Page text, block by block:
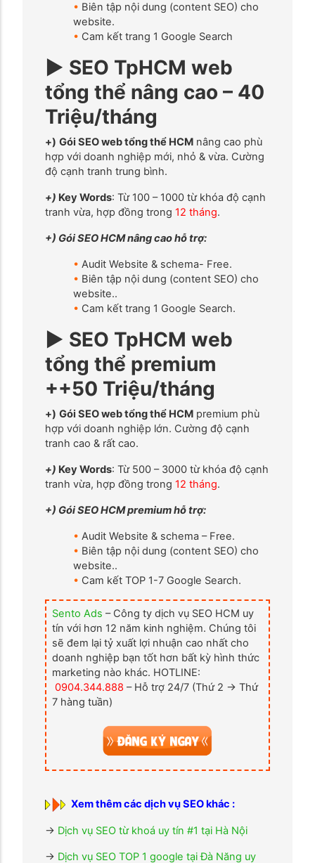
• Biên tập nội dung (content SEO) cho
website.
• Cam kết trang 1 Google Search
► SEO TpHCM web
tổng thể nâng cao – 40
Triệu/tháng
+) Gói SEO web tổng thể HCM nâng cao phù
hợp với doanh nghiệp mới, nhỏ & vừa. Cường
độ cạnh tranh trung bình.
+) Key Words: Từ 100 – 1000 từ khóa độ cạnh
tranh vừa, hợp đồng trong12 tháng.
+) Gói SEO HCM nâng cao hỗ trợ:
• Audit Website & schema- Free.
• Biên tập nội dung (content SEO) cho
website..
• Cam kết trang 1 Google Search.
► SEO TpHCM web
tổng thể premium
++50 Triệu/tháng
+) Gói SEO web tổng thể HCM premium phù
hợp với doanh nghiệp lớn. Cường độ cạnh
tranh cao & rất cao.
+) Key Words: Từ 500 – 3000 từ khóa độ cạnh
tranh vừa, hợp đồng trong12 tháng.
+) Gói SEO HCM premium hỗ trợ:
• Audit Website & schema – Free.
• Biên tập nội dung (content SEO) cho
website..
• Cam kết TOP 1-7 Google Search.
Sento Ads – Công ty dịch vụ SEO HCM uy
tín với hơn 12 năm kinh nghiệm. Chúng tôi
sẽ đem lại tỷ xuất lợi nhuận cao nhất cho
doanh nghiệp bạn tốt hơn bất kỳ hình thức
marketing nào khác. HOTLINE:
0904.344.888 – Hỗ trợ 24/7 (Thứ 2 → Thứ
7 hàng tuần)
Xem thêm các dịch vụ SEO khác :
→ Dịch vụ SEO từ khoá uy tín #1 tại Hà Nội
→ Dịch vụ SEO TOP 1 google tại Đà Năng uy